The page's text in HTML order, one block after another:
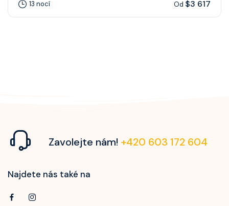
13 nocí Od $3 617
Zavolejte nám! +420 603 172 604
Najdete nás také na